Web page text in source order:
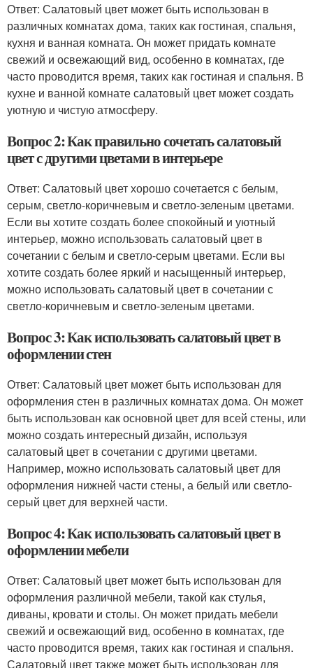
Ответ: Салатовый цвет может быть использован в
различных комнатах дома, таких как гостиная, спальня,
кухня и ванная комната. Он может придать комнате
свежий и освежающий вид, особенно в комнатах, где
часто проводится время, таких как гостиная и спальня. В
кухне и ванной комнате салатовый цвет может создать
уютную и чистую атмосферу.
Вопрос 2: Как правильно сочетать салатовый
цвет с другими цветами в интерьере
Ответ: Салатовый цвет хорошо сочетается с белым,
серым, светло-коричневым и светло-зеленым цветами.
Если вы хотите создать более спокойный и уютный
интерьер, можно использовать салатовый цвет в
сочетании с белым и светло-серым цветами. Если вы
хотите создать более яркий и насыщенный интерьер,
можно использовать салатовый цвет в сочетании с
светло-коричневым и светло-зеленым цветами.
Вопрос 3: Как использовать салатовый цвет в
оформлении стен
Ответ: Салатовый цвет может быть использован для
оформления стен в различных комнатах дома. Он может
быть использован как основной цвет для всей стены, или
можно создать интересный дизайн, используя
салатовый цвет в сочетании с другими цветами.
Например, можно использовать салатовый цвет для
оформления нижней части стены, а белый или светло-
серый цвет для верхней части.
Вопрос 4: Как использовать салатовый цвет в
оформлении мебели
Ответ: Салатовый цвет может быть использован для
оформления различной мебели, такой как стулья,
диваны, кровати и столы. Он может придать мебели
свежий и освежающий вид, особенно в комнатах, где
часто проводится время, таких как гостиная и спальня.
Салатовый цвет также может быть использован для